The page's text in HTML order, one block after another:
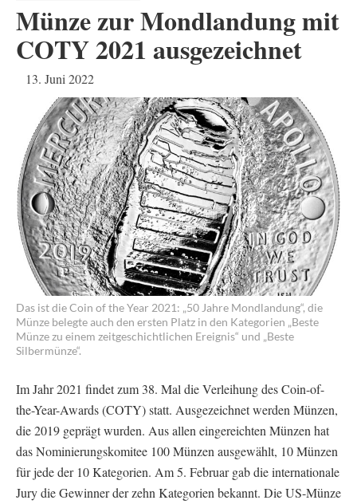
Münze zur Mondlandung mit
COTY 2021 ausgezeichnet
13. Juni 2022
Das ist die Coin of the Year 2021: „50 Jahre Mondlandung“, die
Münze belegte auch den ersten Platz in den Kategorien „Beste
Münze zu einem zeitgeschichtlichen Ereignis“ und „Beste
Silbermünze“.
Im Jahr 2021 findet zum 38. Mal die Verleihung des Coin-of-
the-Year-Awards (COTY) statt. Ausgezeichnet werden Münzen,
die 2019 geprägt wurden. Aus allen eingereichten Münzen hat
das Nominierungskomitee 100 Münzen ausgewählt, 10 Münzen
für jede der 10 Kategorien. Am 5. Februar gab die internationale
Jury die Gewinner der zehn Kategorien bekannt. Die US-Münze